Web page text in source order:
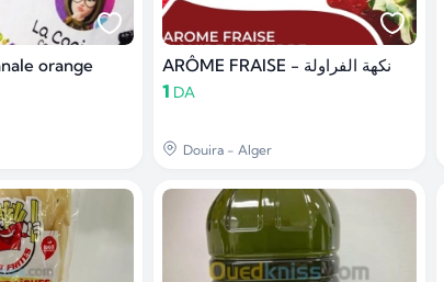
orange ARÔME FRAISE - نكهة الفراولة
1 DA
Douira - Alger